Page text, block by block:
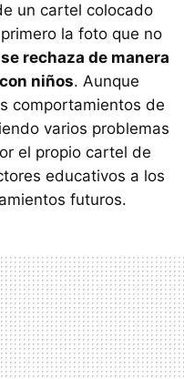
un cartel colocado
la foto que no
se rechaza de manera
niños. Aunque
comportamientos de
varios problemas
el propio cartel de
educativos a los
futuros.